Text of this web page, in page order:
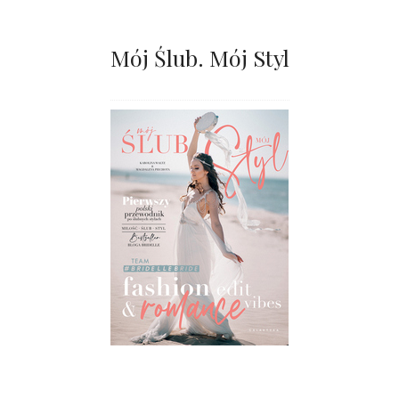
Mój Ślub. Mój Styl